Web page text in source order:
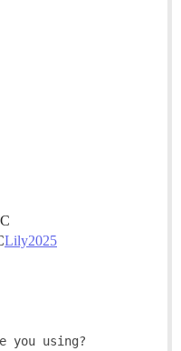
Lily2025
you using?